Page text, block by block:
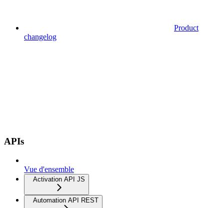
Product
changelog
APIs
Vue d'ensemble
Activation API JS
Automation API REST